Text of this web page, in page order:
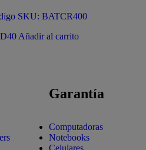
SKU: BATCR400
40Añadir al carrito
Garantía
Computadoras
Notebooks